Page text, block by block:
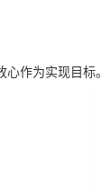
作为实现目标。